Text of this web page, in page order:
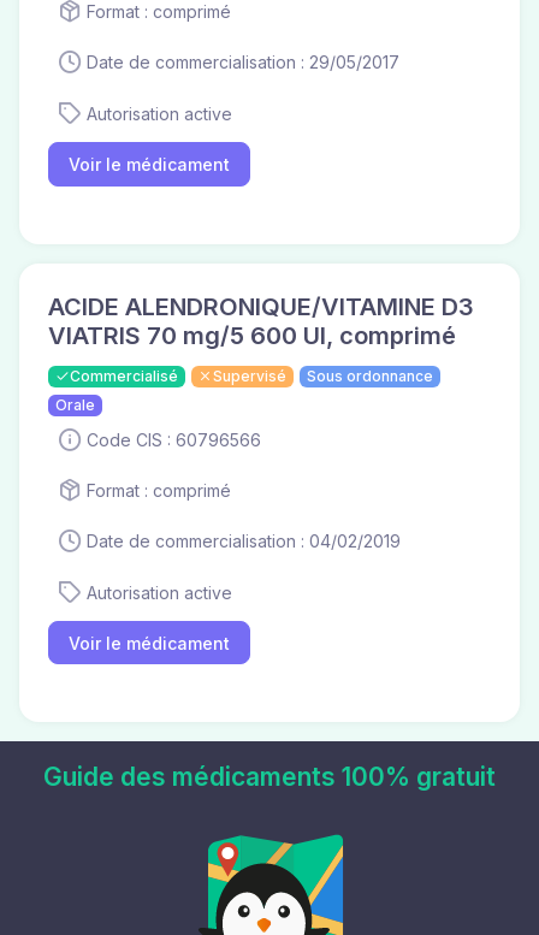
Format : comprimé
Date de commercialisation : 29/05/2017
Autorisation active
Voir le médicament
ACIDE ALENDRONIQUE/VITAMINE D3
VIATRIS 70 mg/5 600 UI, comprimé
Commercialisé Supervisé
Sous ordonnance
Orale
Code CIS : 60796566
Format : comprimé
Date de commercialisation : 04/02/2019
Autorisation active
Voir le médicament
Guide des médicaments 100% gratuit